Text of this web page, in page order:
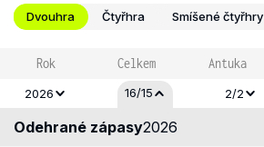
Dvouhra Čtyřhra Smíšené čtyřhry
Rok Celkem Antuka
2026 16/15 2/2
Odehrané zápasy2026